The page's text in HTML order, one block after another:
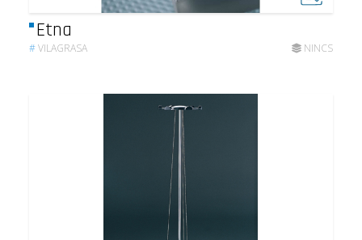
Etna
#VILAGRASA NINCS